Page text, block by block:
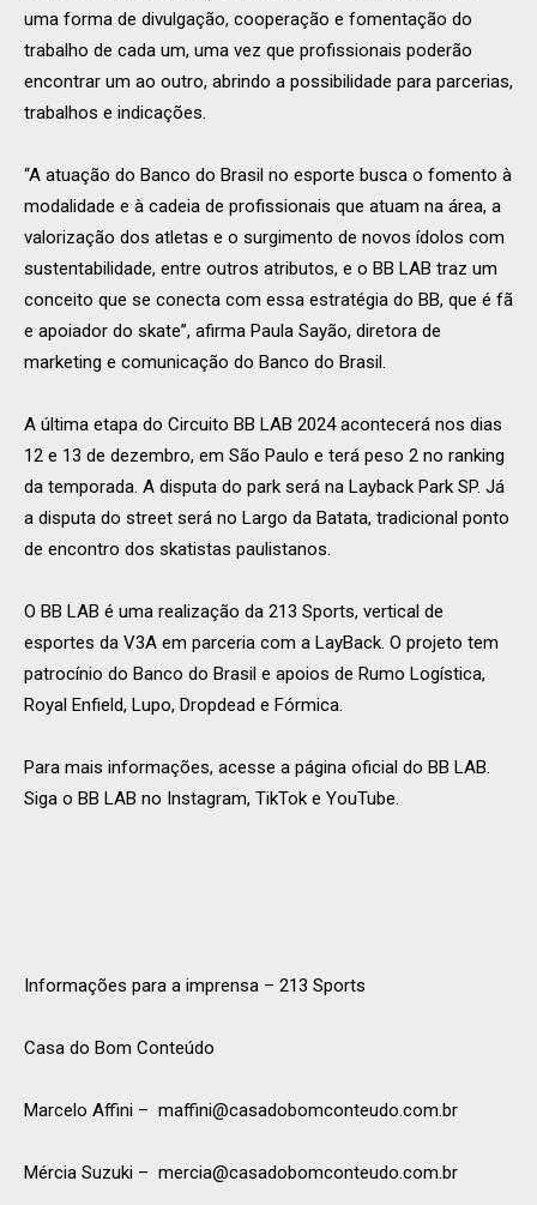
uma forma de divulgação, cooperação e fomentação do
trabalho de cada um, uma vez que profissionais poderão
encontrar um ao outro, abrindo a possibilidade para parcerias,
trabalhos e indicações.
“A atuação do Banco do Brasil no esporte busca o fomento à
modalidade e à cadeia de profissionais que atuam na área, a
valorização dos atletas e o surgimento de novos ídolos com
sustentabilidade, entre outros atributos, e o BB LAB traz um
conceito que se conecta com essa estratégia do BB, que é fã
e apoiador do skate”, afirma Paula Sayão, diretora de
marketing e comunicação do Banco do Brasil.
A última etapa do Circuito BB LAB 2024 acontecerá nos dias
12 e 13 de dezembro, em São Paulo e terá peso 2 no ranking
da temporada. A disputa do park será na Layback Park SP. Já
a disputa do street será no Largo da Batata, tradicional ponto
de encontro dos skatistas paulistanos.
O BB LAB é uma realização da 213 Sports, vertical de
esportes da V3A em parceria com a LayBack. O projeto tem
patrocínio do Banco do Brasil e apoios de Rumo Logística,
Royal Enfield, Lupo, Dropdead e Fórmica.
Para mais informações, acesse a página oficial do BB LAB.
Siga o BB LAB no Instagram, TikTok e YouTube.
Informações para a imprensa – 213 Sports
Casa do Bom Conteúdo
Marcelo Affini – maffini@casadobomconteudo.com.br
Mércia Suzuki – mercia@casadobomconteudo.com.br